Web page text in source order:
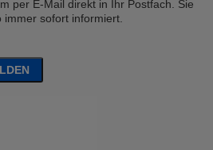
per E-Mail direkt in Ihr Postfach. Sie
sofort informiert.